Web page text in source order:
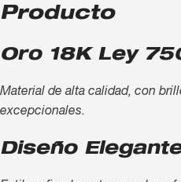
Producto
Oro 18K Ley
Material de alta calidad, con
excepcionales.
Diseño